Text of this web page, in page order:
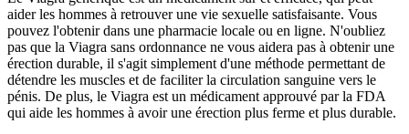
aider les hommes à retrouver une vie sexuelle satisfaisante. Vous
pouvez l'obtenir dans une pharmacie locale ou en ligne. N'oubliez
pas que la Viagra sans ordonnance ne vous aidera pas à obtenir une
érection durable, il s'agit simplement d'une méthode permettant de
détendre les muscles et de faciliter la circulation sanguine vers le
pénis. De plus, le Viagra est un médicament approuvé par la FDA
qui aide les hommes à avoir une érection plus ferme et plus durable.